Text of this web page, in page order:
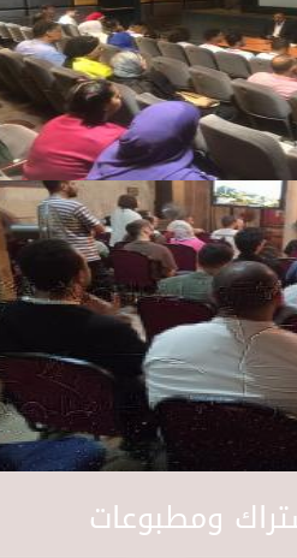
ومطبوعات